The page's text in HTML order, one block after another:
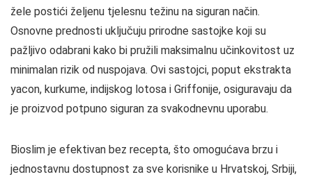
žele postići željenu tjelesnu težinu na siguran način.
Osnovne prednosti uključuju prirodne sastojke koji su
pažljivo odabrani kako bi pružili maksimalnu učinkovitost uz
minimalan rizik od nuspojava. Ovi sastojci, poput ekstrakta
yacon, kurkume, indijskog lotosa i Griffonije, osiguravaju da
je proizvod potpuno siguran za svakodnevnu uporabu.
Bioslim je efektivan bez recepta, što omogućava brzu i
jednostavnu dostupnost za sve korisnike u Hrvatskoj, Srbiji,